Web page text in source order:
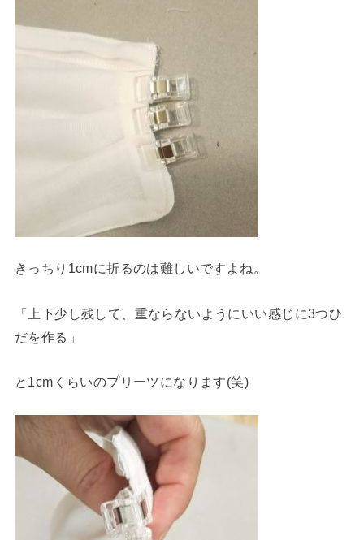
きっちり1cmに折るのは難しいですよね。
「上下少し残して、重ならないようにいい感じに3つひ
だを作る」
と1cmくらいのプリーツになります(笑)